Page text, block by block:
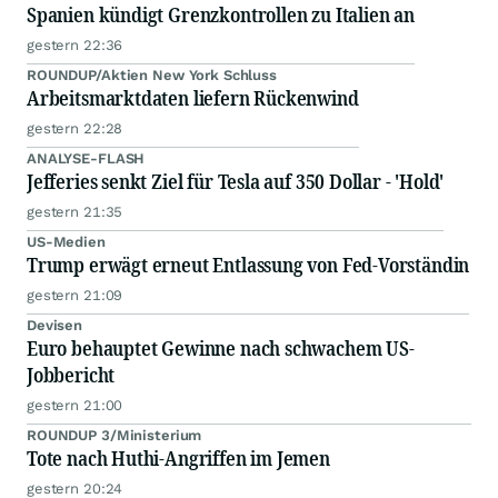
Spanien kündigt Grenzkontrollen zu Italien an
gestern 22:36
ROUNDUP/Aktien New York Schluss
Arbeitsmarktdaten liefern Rückenwind
gestern 22:28
ANALYSE-FLASH
Jefferies senkt Ziel für Tesla auf 350 Dollar - 'Hold'
gestern 21:35
US-Medien
Trump erwägt erneut Entlassung von Fed-Vorständin
gestern 21:09
Devisen
Euro behauptet Gewinne nach schwachem US-
Jobbericht
gestern 21:00
ROUNDUP 3/Ministerium
Tote nach Huthi-Angriffen im Jemen
gestern 20:24